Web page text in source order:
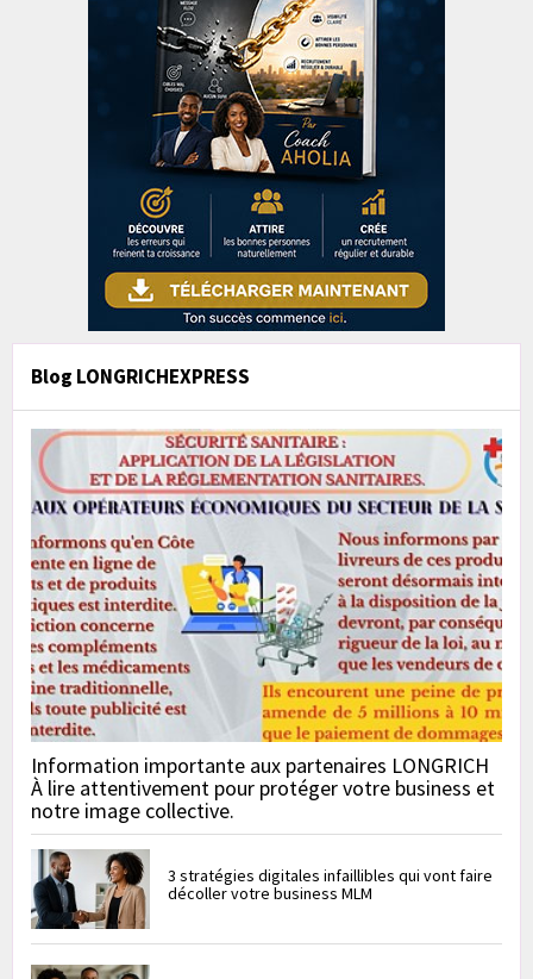
Blog LONGRICHEXPRESS
Information importante aux partenaires LONGRICH
À lire attentivement pour protéger votre business et
notre image collective.
3 stratégies digitales infaillibles qui vont faire
décoller votre business MLM